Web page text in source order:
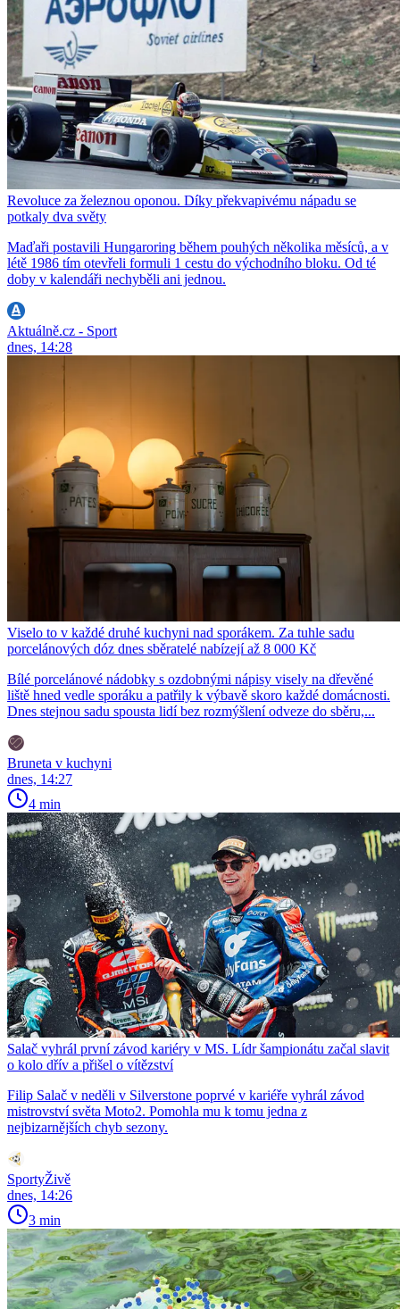
Revoluce za železnou oponou. Díky překvapivému nápadu se
potkaly dva světy
Maďaři postavili Hungaroring během pouhých několika měsíců, a v
létě 1986 tím otevřeli formuli 1 cestu do východního bloku. Od té
doby v kalendáři nechyběli ani jednou.
Aktuálně.cz - Sport
dnes, 14:28
Viselo to v každé druhé kuchyni nad sporákem. Za tuhle sadu
porcelánových dóz dnes sběratelé nabízejí až 8 000 Kč
Bílé porcelánové nádobky s ozdobnými nápisy visely na dřevěné
liště hned vedle sporáku a patřily k výbavě skoro každé domácnosti.
Dnes stejnou sadu spousta lidí bez rozmýšlení odveze do sběru,...
Bruneta v kuchyni
dnes, 14:27
4 min
Salač vyhrál první závod kariéry v MS. Lídr šampionátu začal slavit
o kolo dřív a přišel o vítězství
Filip Salač v neděli v Silverstone poprvé v kariéře vyhrál závod
mistrovství světa Moto2. Pomohla mu k tomu jedna z
nejbizarnějších chyb sezony.
SportyŽivě
dnes, 14:26
3 min